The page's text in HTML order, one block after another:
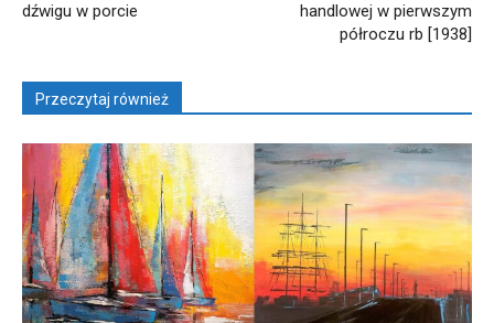
dźwigu w porcie
handlowej w pierwszym
półroczu rb [1938]
Przeczytaj również